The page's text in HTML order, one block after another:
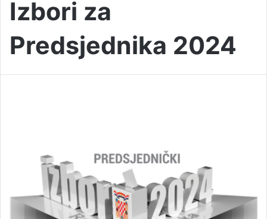
Izbori za
Predsjednika 2024